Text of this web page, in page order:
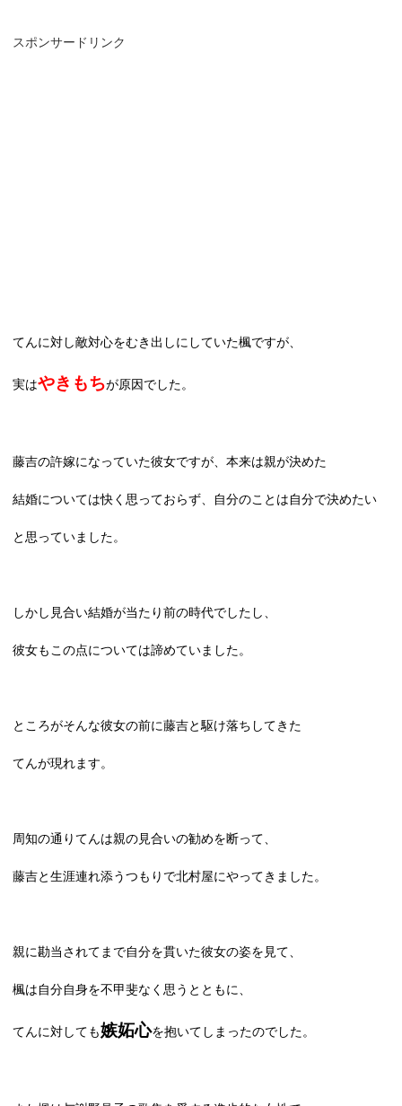
スポンサードリンク
てんに対し敵対心をむき出しにしていた楓ですが、
実はやきもちが原因でした。
藤吉の許嫁になっていた彼女ですが、本来は親が決めた
結婚については快く思っておらず、自分のことは自分で決めたい
と思っていました。
しかし見合い結婚が当たり前の時代でしたし、
彼女もこの点については諦めていました。
ところがそんな彼女の前に藤吉と駆け落ちしてきた
てんが現れます。
周知の通りてんは親の見合いの勧めを断って、
藤吉と生涯連れ添うつもりで北村屋にやってきました。
親に勘当されてまで自分を貫いた彼女の姿を見て、
楓は自分自身を不甲斐なく思うとともに、
てんに対しても嫉妬心を抱いてしまったのでした。